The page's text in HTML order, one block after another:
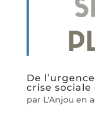
De
crise
par L'Anjou en